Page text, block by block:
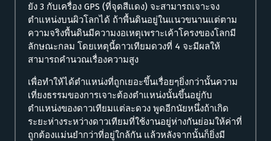
ยัง 3 กับเครื่อง GPS (ที่จุดสีแดง) จะสามารถเจาะจง
ตำแหน่งบนผิวโลกได้ ถ้าพื้นดินอยู่ในแนวขนานแต่ตาม
ความจริงพื้นดินมีความงอเหตุเพราะเค้าโครงของโลกมี
ลักษณะกลม โดยเหตุนี้ดาวเทียมดวงที่ 4 จะมีผลให้
สามารถคำนวณเรื่องความสูง
เพื่อทำให้ได้ตำแหน่งที่ถูกเยอะขึ้นเรื่อยๆยิ่งกว่านั้นความ
เที่ยงธรรมของการเจาะต้องตำแหน่งนั้นขึ้นอยู่กับ
ตำแหน่งของดาวเทียมแต่ละดวง พูดอีกนัยหนึ่งถ้าเกิด
ระยะห่างระหว่างดาวเทียมที่ใช้งานอยู่ห่างกันย่อมให้ค่าที่
ถูกต้องแม่นยำกว่าที่อยู่ใกล้กัน แล้วหลังจากนั้นก็ยิ่งมี